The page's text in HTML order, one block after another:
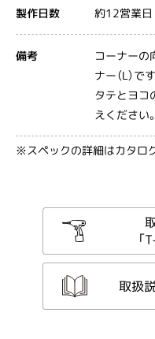
製作日数 約12営業日
備考 コーナーの
ナー（L）です
タテとヨコ
えください。
※スペックの詳細はカタロ
「
取扱